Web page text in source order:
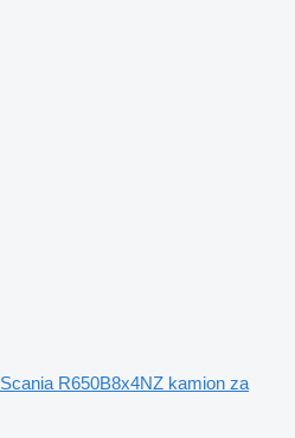
Scania R650B8x4NZ kamion za